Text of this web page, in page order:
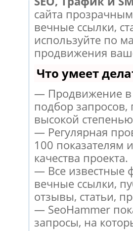
сайта
вечные ссылки,
используйте по
продвижения
Что умеет
— Продвижение в
подбор
высокой
— Регулярная
100 показателям
качества проекта.
— Все известные
вечные ссылки,
отзывы, статьи,
— SeoHammer
запросы, на